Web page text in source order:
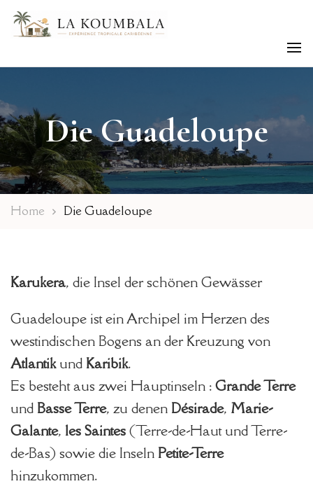
La Koumbala
Karibisches tropisches Erlebnis
Die Guadeloupe
Home Die Guadeloupe
Karukera, die Insel der schönen Gewässer
Guadeloupe ist ein Archipel im Herzen des
westindischen Bogens an der Kreuzung von
Atlantikund Karibik.
Es besteht aus zwei Hauptinseln :Grande Terre
und Basse Terre, zu denen Désirade, Marie-
Galante, les Saintes(Terre-de-Haut und Terre-
de-Bas) sowie die Inseln Petite-Terre
hinzukommen.